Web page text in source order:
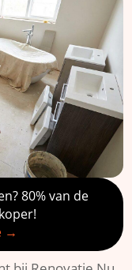
80% van de
→